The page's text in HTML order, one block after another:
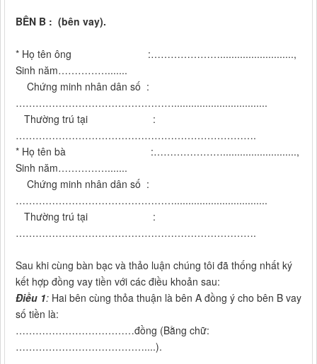
BÊN B : (bên vay).
* Họ tên ông :…………………..........................,
Sinh năm…………….......
Chứng minh nhân dân số :
………………………………………….................................
Thường trú tại :
……………………………………………………………….
* Họ tên bà :…………………..........................,
Sinh năm…………….......
Chứng minh nhân dân số :
………………………………………….................................
Thường trú tại :
……………………………………………………………….
Sau khi cùng bàn bạc và thảo luận chúng tôi đã thống nhất ký
kết hợp đồng vay tiền với các điều khoản sau:
Điều 1: Hai bên cùng thỏa thuận là bên A đồng ý cho bên B vay
số tiền là:
………………………………đồng (Bằng chữ:
…………………………………....).